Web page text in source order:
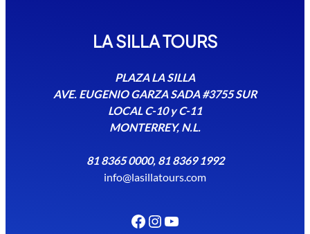
LA SILLA TOURS
PLAZA LA SILLA
AVE. EUGENIO GARZA SADA #3755 SUR
LOCAL C-10 y C-11
MONTERREY, N.L.
81 8365 0000, 81 8369 1992
info@lasillatours.com
Facebook Instagram YouTube